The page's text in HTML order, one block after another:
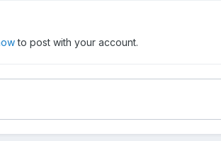
to post with your account.